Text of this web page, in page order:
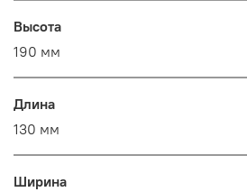
Высота
190 мм
Длина
130 мм
Ширина